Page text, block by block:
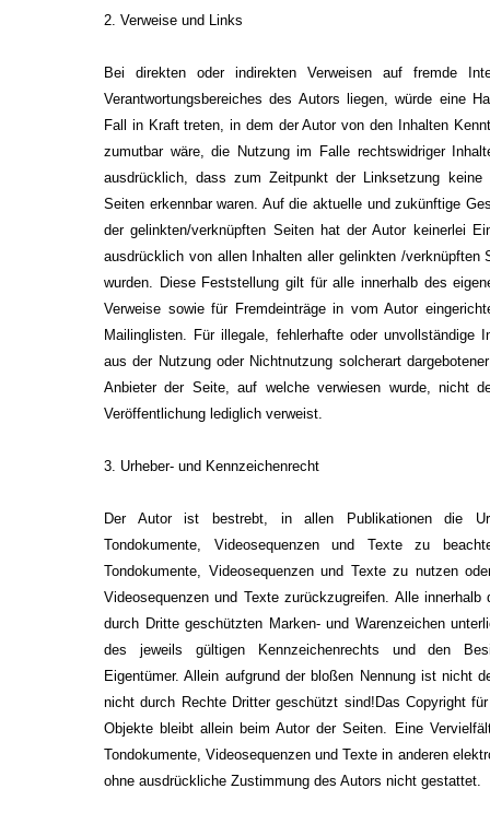
2. Verweise und Links
Bei direkten oder indirekten Verweisen auf fremde
Verantwortungsbereiches des Autors liegen, würde eine
Fall in Kraft treten, in dem der Autor von den Inhalten
zumutbar wäre, die Nutzung im Falle rechtswidriger
ausdrücklich, dass zum Zeitpunkt der Linksetzung
Seiten erkennbar waren. Auf die aktuelle und zukünftige
der gelinkten/verknüpften Seiten hat der Autor keinerlei
ausdrücklich von allen Inhalten aller gelinkten /verknüpften
wurden. Diese Feststellung gilt für alle innerhalb des
Verweise sowie für Fremdeinträge in vom Autor
Mailinglisten. Für illegale, fehlerhafte oder unvollständige
aus der Nutzung oder Nichtnutzung solcherart
Anbieter der Seite, auf welche verwiesen wurde, nicht
Veröffentlichung lediglich verweist.
3. Urheber- und Kennzeichenrecht
Der Autor ist bestrebt, in allen Publikationen die
Tondokumente, Videosequenzen und Texte zu
Tondokumente, Videosequenzen und Texte zu nutzen
Videosequenzen und Texte zurückzugreifen. Alle
durch Dritte geschützten Marken- und Warenzeichen
des jeweils gültigen Kennzeichenrechts und den
Eigentümer. Allein aufgrund der bloßen Nennung ist nicht
nicht durch Rechte Dritter geschützt sind!Das Copyright
Objekte bleibt allein beim Autor der Seiten. Eine
Tondokumente, Videosequenzen und Texte in anderen
ohne ausdrückliche Zustimmung des Autors nicht gestattet.